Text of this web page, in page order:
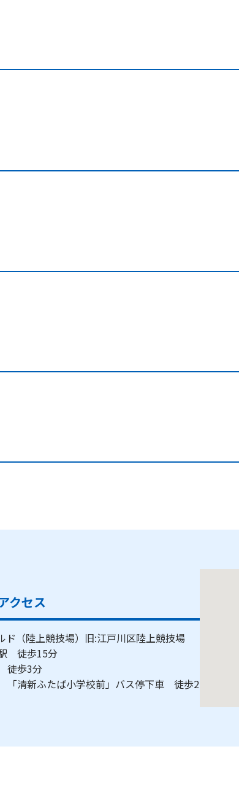
クセス
（陸上競技場）旧:江戸川区陸上競技場
徒歩15分
徒歩3分
「清新ふたば小学校前」バス停下車 徒歩2